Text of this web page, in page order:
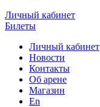
Личный кабинет
Билеты
Личный кабинет
Новости
Контакты
Об арене
Магазин
En